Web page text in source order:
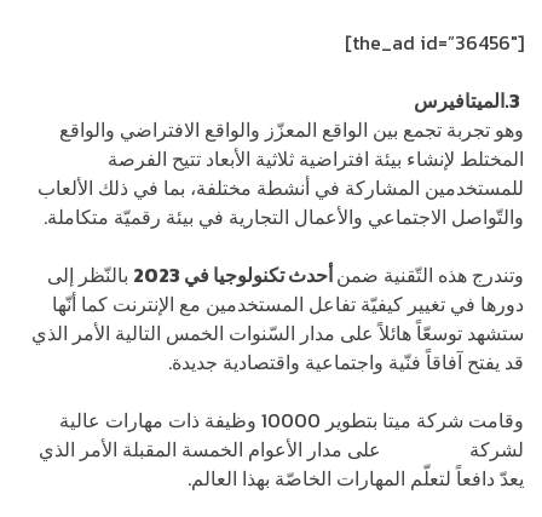
[the_ad id=”36456″]
وهو تجربة تجمع بين الواقع المعزّز والواقع الافتراضي والواقع
المختلط لإنشاء بيئة افتراضية ثلاثية الأبعاد تتيح الفرصة
للمستخدمين المشاركة في أنشطة مختلفة، بما في ذلك الألعاب
والتّواصل الاجتماعي والأعمال التجارية في بيئة رقميّة متكاملة.
وتندرج هذه التّقنية ضمنأحدث تكنولوجيا في 2023
بالنّظر إلى
دورها في تغيير كيفيّة تفاعل المستخدمين مع الإنترنت كما أنّها
ستشهد توسعّاً هائلاً على مدار السّنوات الخمس التالية الأمر الذي
قد يفتح آفاقاً فنّية واجتماعية واقتصادية جديدة.
وقامت شركة ميتا بتطوير 10000 وظيفة ذات مهارات عالية
لشركة
على مدار الأعوام الخمسة المقبلة الأمر الذي
يعدّ دافعاً لتعلّم المهارات الخاصّة بهذا العالم.